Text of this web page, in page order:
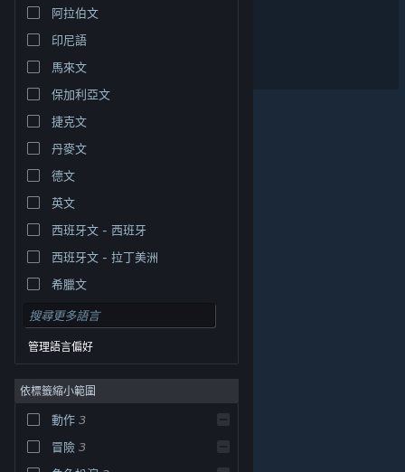
檢視電腦版網頁
權人在美國與其它國家（地區）之財產。
Cookie
阿拉伯文
印尼語
馬來文
保加利亞文
捷克文
丹麥文
德文
英文
西班牙文 - 西班牙
西班牙文 - 拉丁美洲
希臘文
管理語言偏好
依標籤縮小範圍
動作 3
冒險 3